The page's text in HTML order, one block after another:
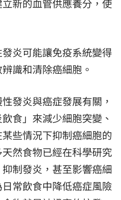
新的血管供應養分，使
炎可能讓免疫系統變得
識和清除癌細胞。
發炎與癌症發展有關，
食」來減少細胞突變、
些情況下抑制癌細胞的
然食物已經在科學研究
制發炎，甚至影響癌細
常飲食中降低癌症風險